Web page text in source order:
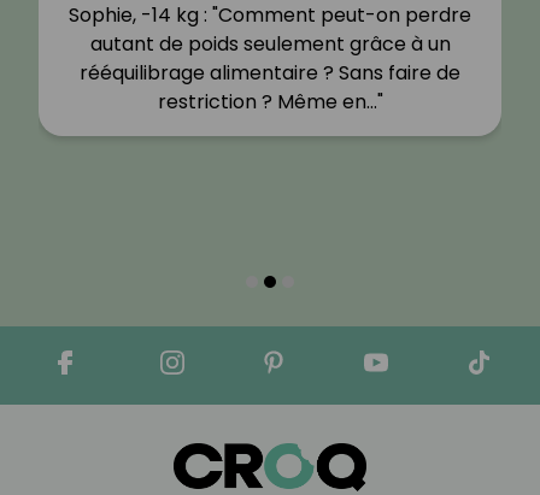
Sophie, -14 kg : "Comment peut-on perdre
autant de poids seulement grâce à un
rééquilibrage alimentaire ? Sans faire de
restriction ? Même en…"